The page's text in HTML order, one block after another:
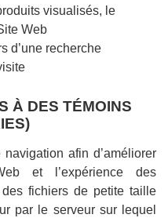
visualisés, le
Web
d’une recherche
À DES TÉMOINS
afin d’améliorer
et l’expérience des
fichiers de petite taille
par le serveur sur lequel